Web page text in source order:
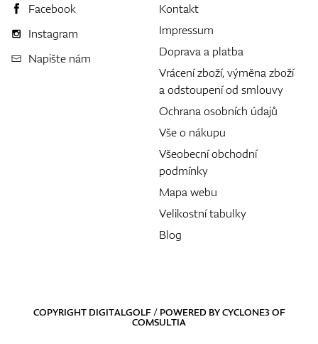
Facebook
Instagram
Napište nám
Kontakt
Impressum
Doprava a platba
Vrácení zboží, výměna zboží
a odstoupení od smlouvy
Ochrana osobních údajů
Vše o nákupu
Všeobecní obchodní
podmínky
Mapa webu
Velikostní tabulky
Blog
COPYRIGHT DIGITALGOLF / POWERED BYCYCLONE3OF
COMSULTIA